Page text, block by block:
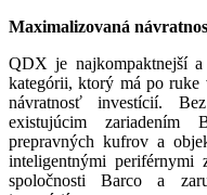
Maximalizovaná
QDX je najkompaktnejší
kategórii, ktorý má po
návratnosť investícií.
existujúcim zariadením
prepravných kufrov a
inteligentnými periférnymi
spoločnosti Barco a